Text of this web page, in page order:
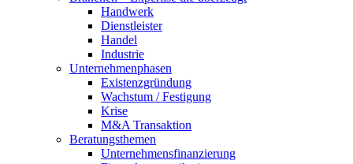
Handwerk
Dienstleister
Handel
Industrie
Unternehmenphasen
Existenzgründung
Wachstum / Festigung
Krise
M&A Transaktion
Beratungsthemen
Unternehmensfinanzierung